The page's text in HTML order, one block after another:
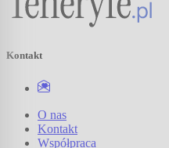
Kontakt
O nas
Kontakt
Współpraca